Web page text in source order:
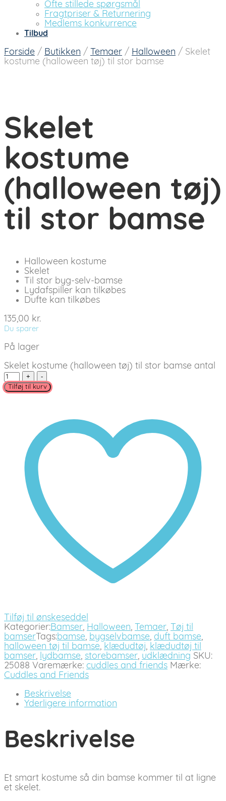
Ofte stillede spørgsmål
Fragtpriser & Returnering
Medlems konkurrence
Tilbud
Forside / Butikken / Temaer / Halloween / Skelet
kostume (halloween tøj) til stor bamse
Skelet
kostume
(halloween tøj)
til stor bamse
Halloween kostume
Skelet
Til stor byg-selv-bamse
Lydafspiller kan tilkøbes
Dufte kan tilkøbes
135,00 kr.
Du sparer
På lager
Skelet kostume (halloween tøj) til stor bamse antal
Tilføj til kurv
Tilføj til ønskeseddel
Kategorier:Bamser, Halloween, Temaer, Tøj til
bamser Tags:bamse, bygselvbamse, duft bamse,
halloween tøj til bamse, klædudtøj, klædudtøj til
bamser, lydbamse, storebamser, udklædning SKU:
25088 Varemærke: cuddles and friends Mærke:
Cuddles and Friends
Beskrivelse
Yderligere information
Beskrivelse
Et smart kostume så din bamse kommer til at ligne
et skelet.